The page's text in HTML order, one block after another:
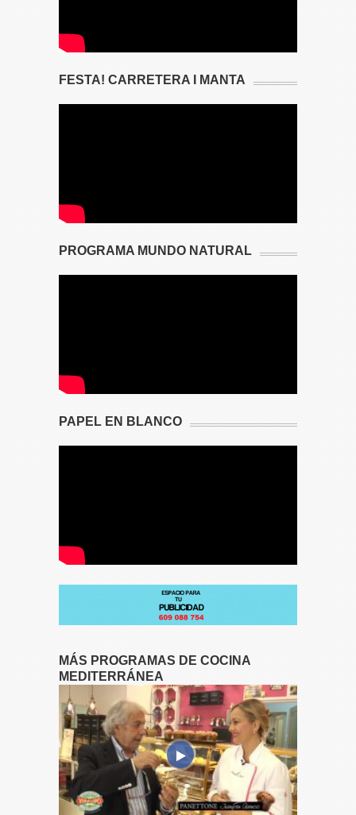
FESTA! CARRETERA I MANTA
PROGRAMA MUNDO NATURAL
PAPEL EN BLANCO
MÁS PROGRAMAS DE COCINA
MEDITERRÁNEA